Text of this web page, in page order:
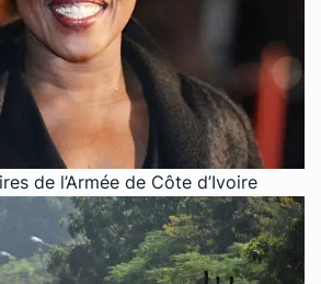
de l’Armée de Côte d’Ivoire